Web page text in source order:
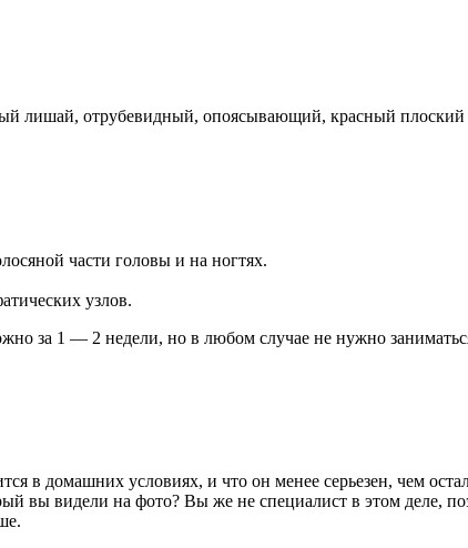
лишай, отрубевидный, опоясывающий, красный плоский
части головы и на ногтях.
узлов.
за 1 — 2 недели, но в любом случае не нужно
в домашних условиях, и что он менее серьезен, чем
вы видели на фото? Вы же не специалист в этом деле,